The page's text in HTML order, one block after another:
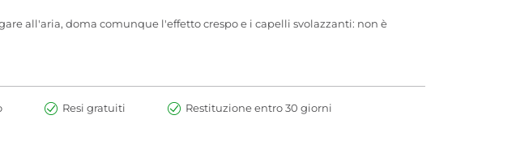
all'aria, doma comunque l'effetto crespo e i capelli svolazzanti: non è
Resi gratuiti Restituzione entro 30 giorni